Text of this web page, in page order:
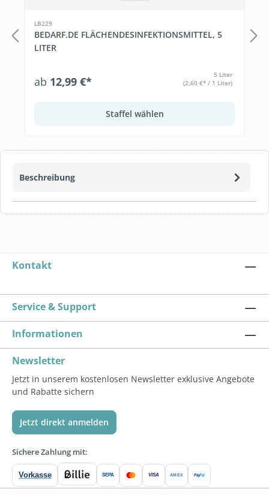
Beschreibung
LB229
BEDARF.DE FLÄCHENDESINFEKTIONSMITTEL, 5
LITER
ab 12,99 €*
5 Liter
(2,60 €* / 1 Liter)
Staffel wählen
Kontakt
Service & Support
Informationen
Newsletter
Jetzt in unserem kostenlosen Newsletter exklusive Angebote
und Rabatte sichern
Jetzt direkt anmelden
Sichere Zahlung mit:
Vorkasse SEPA VISA AMEX PayPal